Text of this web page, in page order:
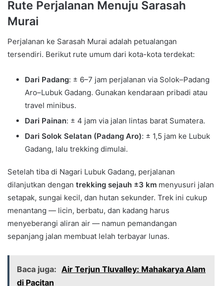
Rute Perjalanan Menuju Sarasah
Murai
Perjalanan ke Sarasah Murai adalah petualangan
tersendiri. Berikut rute umum dari kota-kota terdekat:
Dari Padang: ± 6–7 jam perjalanan via Solok–Padang
Aro–Lubuk Gadang. Gunakan kendaraan pribadi atau
travel minibus.
Dari Painan: ± 4 jam via jalan lintas barat Sumatera.
Dari Solok Selatan (Padang Aro): ± 1,5 jam ke Lubuk
Gadang, lalu trekking dimulai.
Setelah tiba di Nagari Lubuk Gadang, perjalanan
dilanjutkan dengan trekking sejauh ±3 km menyusuri jalan
setapak, sungai kecil, dan hutan sekunder. Trek ini cukup
menantang — licin, berbatu, dan kadang harus
menyeberangi aliran air — namun pemandangan
sepanjang jalan membuat lelah terbayar lunas.
Baca juga: Air Terjun Tluvalley: Mahakarya Alam
di Pacitan